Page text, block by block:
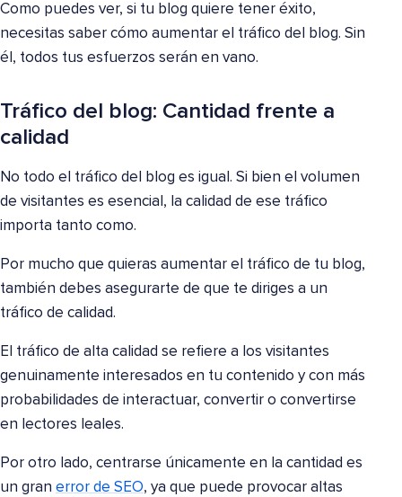
Como puedes ver, si tu blog quiere tener éxito,
necesitas saber cómo aumentar el tráfico del blog. Sin
él, todos tus esfuerzos serán en vano.
Tráfico del blog: Cantidad frente a
calidad
No todo el tráfico del blog es igual. Si bien el volumen
de visitantes es esencial, la calidad de ese tráfico
importa tanto como.
Por mucho que quieras aumentar el tráfico de tu blog,
también debes asegurarte de que te diriges a un
tráfico de calidad.
El tráfico de alta calidad se refiere a los visitantes
genuinamente interesados en tu contenido y con más
probabilidades de interactuar, convertir o convertirse
en lectores leales.
Por otro lado, centrarse únicamente en la cantidad es
un gran error de SEO, ya que puede provocar altas